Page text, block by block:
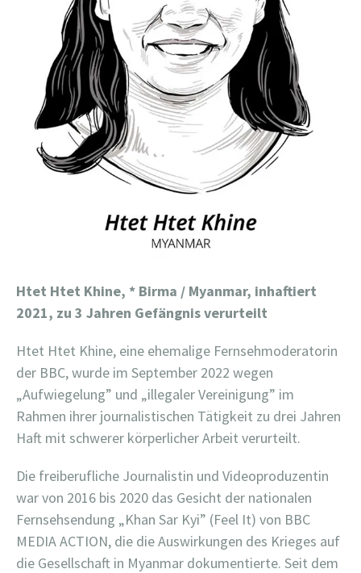
Htet Htet Khine, * Birma / Myanmar, inhaftiert
2021, zu 3 Jahren Gefängnis verurteilt
Htet Htet Khine, eine ehemalige Fernsehmoderatorin
der BBC, wurde im September 2022 wegen
„Aufwiegelung” und „illegaler Vereinigung” im
Rahmen ihrer journalistischen Tätigkeit zu drei Jahren
Haft mit schwerer körperlicher Arbeit verurteilt.
Die freiberufliche Journalistin und Videoproduzentin
war von 2016 bis 2020 das Gesicht der nationalen
Fernsehsendung „Khan Sar Kyi” (Feel It) von BBC
MEDIA ACTION, die die Auswirkungen des Krieges auf
die Gesellschaft in Myanmar dokumentierte. Seit dem